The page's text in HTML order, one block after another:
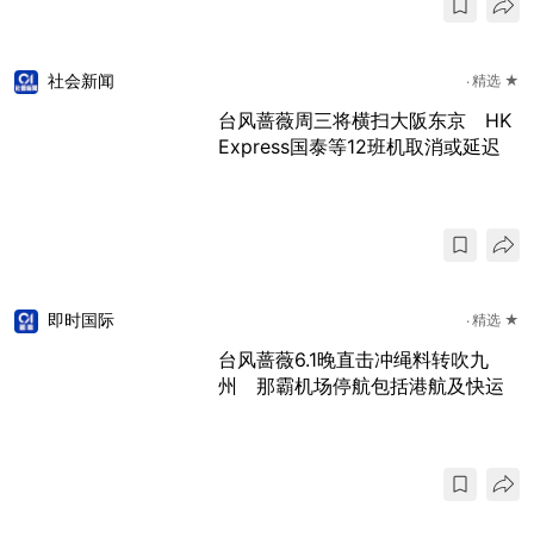
社会新闻 精选 ★
台风蔷薇周三将横扫大阪东京 HK
Express国泰等12班机取消或延迟
即时国际 精选 ★
台风蔷薇6.1晚直击冲绳料转吹九
州 那霸机场停航包括港航及快运